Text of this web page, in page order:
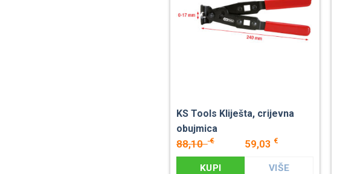
KS Tools Kliješta, crijevna
obujmica
88,10€ 59,03 €
KUPI VIŠE